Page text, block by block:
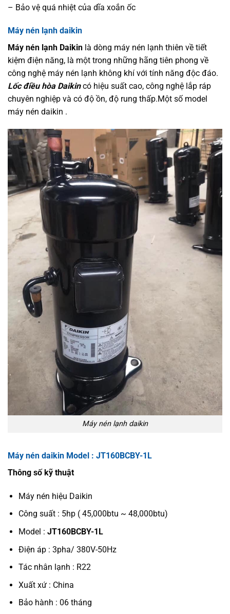
– Bảo vệ quá nhiệt của dĩa xoắn ốc
Máy nén lạnh daikin
Máy nén lạnh Daikin là dòng máy nén lạnh thiên về tiết
kiệm điện năng, là một trong những hãng tiên phong về
công nghệ máy nén lạnh không khí với tính năng độc đáo.
Lốc điều hòa Daikincó hiệu suất cao, công nghệ lắp ráp
chuyên nghiệp và có độ ồn, độ rung thấp.Một số model
máy nén daikin .
Máy nén lạnh daikin
Máy nén daikin Model : JT160BCBY-1L
Thông số kỹ thuật
Máy nén hiệu Daikin
Công suất : 5hp ( 45,000btu ~ 48,000btu)
Model : JT160BCBY-1L
Điện áp : 3pha/ 380V-50Hz
Tác nhân lạnh : R22
Xuất xứ : China
Bảo hành : 06 tháng